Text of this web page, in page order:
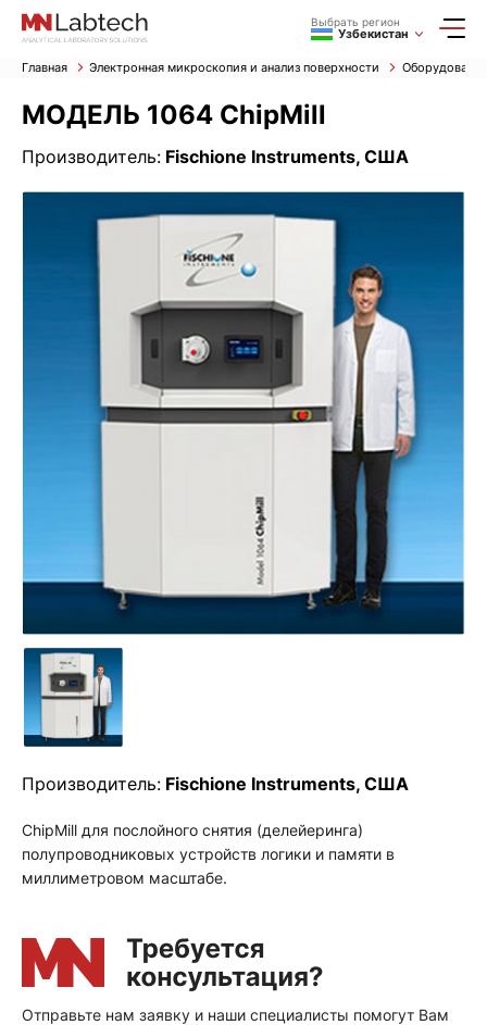
Выбрать регион
Узбекистан
Главная Электронная микроскопия и анализ поверхности
МОДЕЛЬ 1064 ChipMill
Производитель: Fischione Instruments, США
Производитель: Fischione Instruments, США
ChipMill для послойного снятия (делейеринга)
полупроводниковых устройств логики и памяти в
миллиметровом масштабе.
Отправьте нам заявку и наши специалисты помогут Вам